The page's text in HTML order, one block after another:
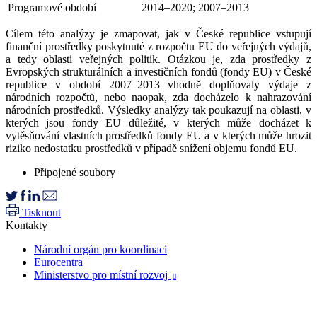
Programové období
2014–2020; 2007–2013
Cílem této analýzy je zmapovat, jak v České republice vstupují
finanční prostředky poskytnuté z rozpočtu EU do veřejných výdajů,
a tedy oblasti veřejných politik. Otázkou je, zda prostředky z
Evropských strukturálních a investičních fondů (fondy EU) v České
republice v období 2007–2013 vhodně doplňovaly výdaje z
národních rozpočtů, nebo naopak, zda docházelo k nahrazování
národních prostředků. Výsledky analýzy tak poukazují na oblasti, v
kterých jsou fondy EU důležité, v kterých může docházet k
vytěsňování vlastních prostředků fondy EU a v kterých může hrozit
riziko nedostatku prostředků v případě snížení objemu fondů EU.
Připojené soubory
Tisknout
Kontakty
Národní orgán pro koordinaci
Eurocentra
Ministerstvo pro místní rozvoj
